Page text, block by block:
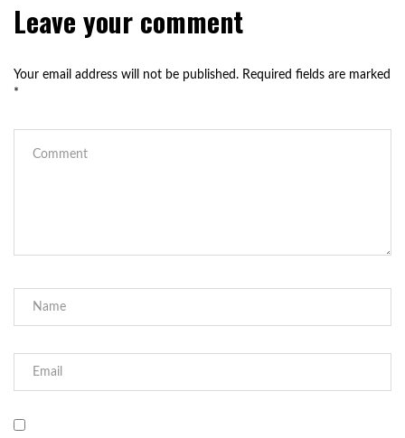
Leave your comment
Your email address will not be published. Required fields are marked
*